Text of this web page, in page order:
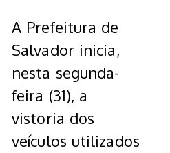
A Prefeitura de
Salvador inicia,
nesta segunda-
feira (31), a
vistoria dos
veículos utilizados